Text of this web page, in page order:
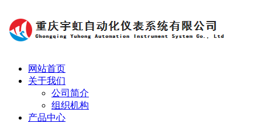
网站首页
关于我们
公司简介
组织机构
产品中心